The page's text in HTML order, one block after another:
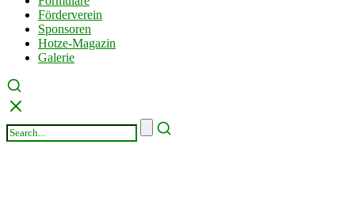
Förderverein
Sponsoren
Hotze-Magazin
Galerie